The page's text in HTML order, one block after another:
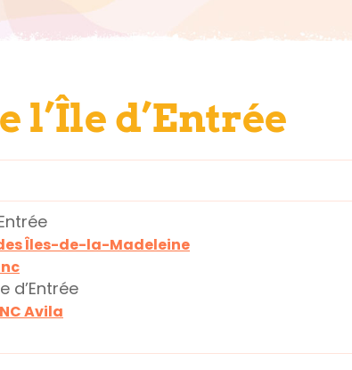
l’Île d’Entrée
Îles-de-la-Madeleine
d’Entrée
Avila